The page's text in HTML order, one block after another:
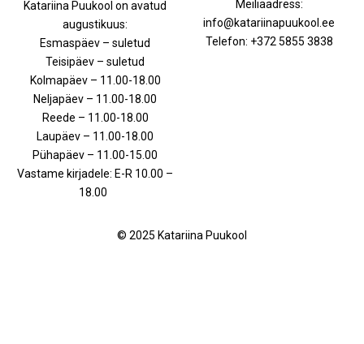
Katariina Puukool on avatud
augustikuus:
Esmaspäev – suletud
Teisipäev – suletud
Kolmapäev – 11.00-18.00
Neljapäev – 11.00-18.00
Reede – 11.00-18.00
Laupäev – 11.00-18.00
Pühapäev – 11.00-15.00
Vastame kirjadele: E-R 10.00 –
18.00
Meiliaadress:
info@katariinapuukool.ee
Telefon: +372 5855 3838
© 2025 Katariina Puukool